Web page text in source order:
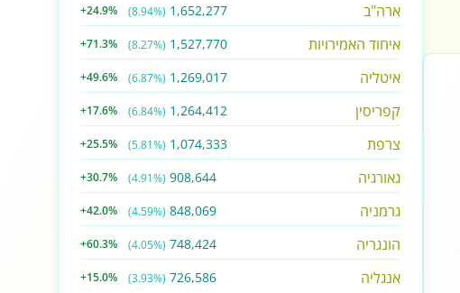
ארה"ב 1,652,277
(8.94%)
+24.9%
איחוד האמירויות 1,527,770
(8.27%)
+71.3%
איטליה 1,269,017
(6.87%)
+49.6%
קפריסין 1,264,412
(6.84%)
+17.6%
צרפת 1,074,333
(5.81%)
+25.5%
גאורגיה 908,644
(4.91%)
+30.7%
גרמניה 848,069
(4.59%)
+42.0%
הונגריה 748,424
(4.05%)
+60.3%
אנגליה 726,586
(3.93%)
+15.0%